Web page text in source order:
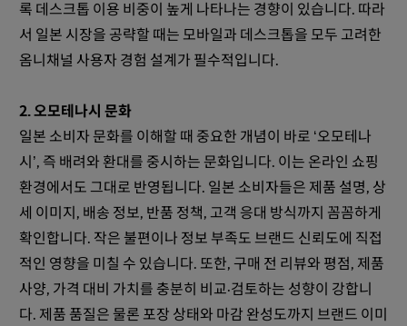
록 데스크톱 이용 비중이 높게 나타나는 경향이 있습니다. 따라
서 일본 시장을 공략할 때는 모바일과 데스크톱을 모두 고려한
옴니채널 사용자 경험 설계가 필수적입니다.
2. 오모테나시 문화
일본 소비자 문화를 이해할 때 중요한 개념이 바로 ‘오모테나
시’, 즉 배려와 환대를 중시하는 문화입니다. 이는 온라인 쇼핑
환경에서도 그대로 반영됩니다. 일본 소비자들은 제품 설명, 상
세 이미지, 배송 정보, 반품 정책, 고객 응대 방식까지 꼼꼼하게
확인합니다. 작은 불편이나 정보 부족도 브랜드 신뢰도에 직접
적인 영향을 미칠 수 있습니다. 또한, 구매 전 리뷰와 평점, 제품
사양, 가격 대비 가치를 충분히 비교·검토하는 성향이 강합니
다. 제품 품질은 물론 포장 상태와 마감 완성도까지 브랜드 이미